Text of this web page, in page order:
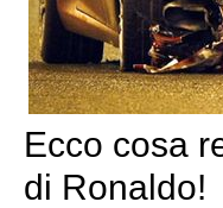
Ecco cosa
di Ronaldo!